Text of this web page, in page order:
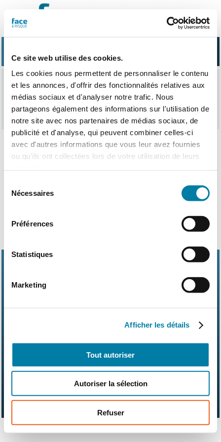
Ce site web utilise des cookies.
Les cookies nous permettent de personnaliser le contenu
et les annonces, d'offrir des fonctionnalités relatives aux
médias sociaux et d'analyser notre trafic. Nous
partageons également des informations sur l'utilisation de
notre site avec nos partenaires de médias sociaux, de
publicité et d'analyse, qui peuvent combiner celles-ci
avec d'autres informations que vous leur avez fournies
ou qu'ils ont collectées lors de votre utilisation de leurs
Nécessaires
Préférences
Statistiques
Marketing
Afficher les détails
Tout autoriser
Autoriser la sélection
Refuser
contenu
défibrillateur
Nothing Found
Contact
Kit média
Mentions légales
CGV RGPD
Suivez-nous également sur les réseaux sociaux